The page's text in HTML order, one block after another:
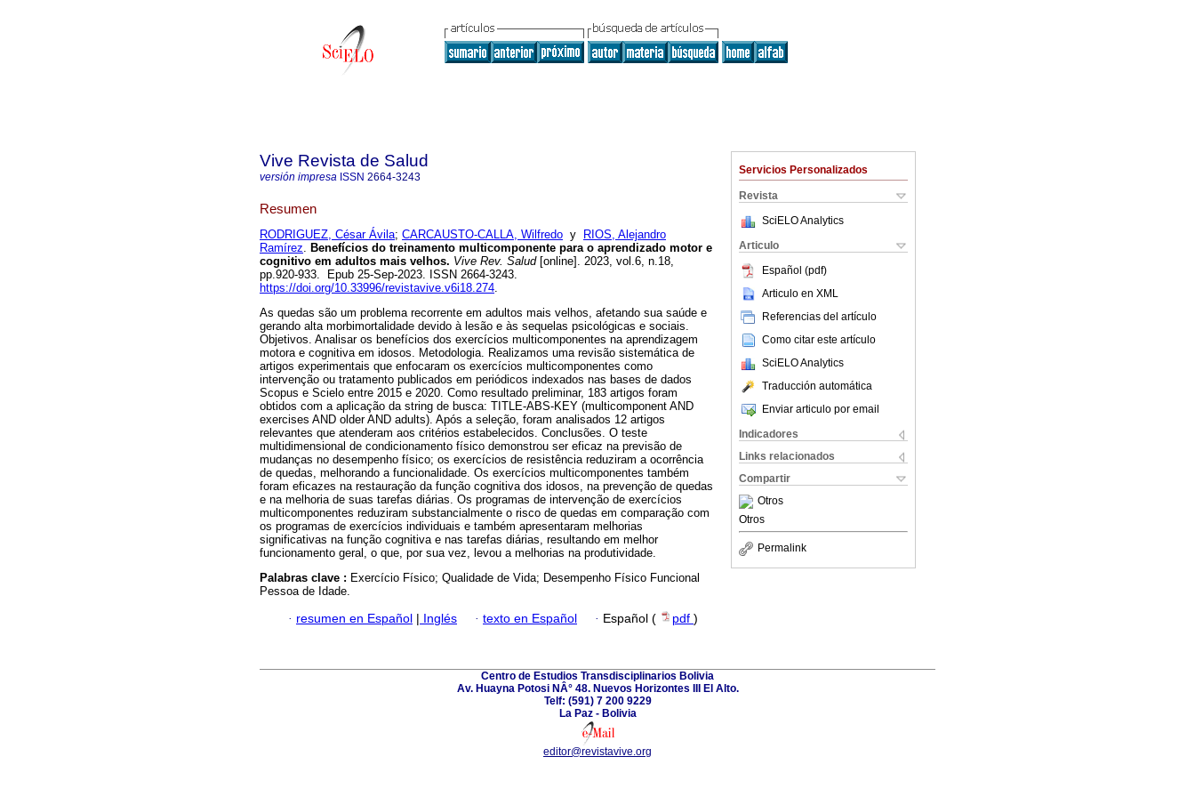
Servicios Personalizados
Revista
SciELO Analytics
Articulo
Español (pdf)
Articulo en XML
Referencias del artículo
Como citar este artículo
SciELO Analytics
Traducción automática
Enviar articulo por email
Indicadores
Links relacionados
Compartir
Otros
Otros
Permalink
Vive Revista de Salud
versión impresa ISSN 2664-3243
Resumen
RODRIGUEZ, César Ávila; CARCAUSTO-CALLA, Wilfredo y
RIOS, Alejandro
Ramírez. Benefícios do treinamento multicomponente para o aprendizado motor e
cognitivo em adultos mais velhos. Vive Rev. Salud[online]. 2023, vol.6, n.18,
pp.920-933. Epub 25-Sep-2023. ISSN 2664-3243.
https://doi.org/10.33996/revistavive.v6i18.274.
As quedas são um problema recorrente em adultos mais velhos, afetando sua saúde e
gerando alta morbimortalidade devido à lesão e às sequelas psicológicas e sociais.
Objetivos. Analisar os benefícios dos exercícios multicomponentes na aprendizagem
motora e cognitiva em idosos. Metodologia. Realizamos uma revisão sistemática de
artigos experimentais que enfocaram os exercícios multicomponentes como
intervenção ou tratamento publicados em periódicos indexados nas bases de dados
Scopus e Scielo entre 2015 e 2020. Como resultado preliminar, 183 artigos foram
obtidos com a aplicação da string de busca: TITLE-ABS-KEY (multicomponent AND
exercises AND older AND adults). Após a seleção, foram analisados 12 artigos
relevantes que atenderam aos critérios estabelecidos. Conclusões. O teste
multidimensional de condicionamento físico demonstrou ser eficaz na previsão de
mudanças no desempenho físico; os exercícios de resistência reduziram a ocorrência
de quedas, melhorando a funcionalidade. Os exercícios multicomponentes também
foram eficazes na restauração da função cognitiva dos idosos, na prevenção de quedas
e na melhoria de suas tarefas diárias. Os programas de intervenção de exercícios
multicomponentes reduziram substancialmente o risco de quedas em comparação com
os programas de exercícios individuais e também apresentaram melhorias
significativas na função cognitiva e nas tarefas diárias, resultando em melhor
funcionamento geral, o que, por sua vez, levou a melhorias na produtividade.
Palabras clave : Exercício Físico; Qualidade de Vida; Desempenho Físico Funcional
Pessoa de Idade.
· resumen en Español | Inglés · texto en Español · Español ( pdf )
Centro de Estudios Transdisciplinarios Bolivia
Av. Huayna Potosi NÂ° 48. Nuevos Horizontes III El Alto.
Telf: (591) 7 200 9229
La Paz - Bolivia
editor@revistavive.org